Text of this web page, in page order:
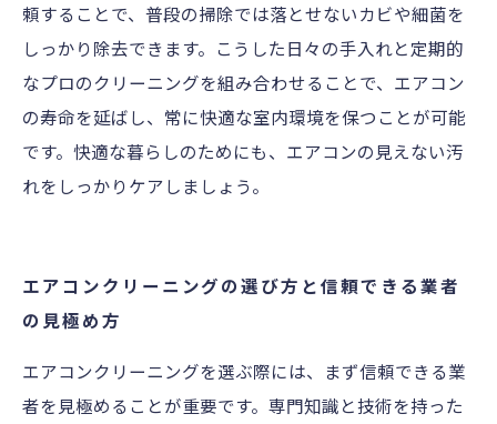
頼することで、普段の掃除では落とせないカビや細菌を
しっかり除去できます。こうした日々の手入れと定期的
なプロのクリーニングを組み合わせることで、エアコン
の寿命を延ばし、常に快適な室内環境を保つことが可能
です。快適な暮らしのためにも、エアコンの見えない汚
れをしっかりケアしましょう。
エアコンクリーニングの選び方と信頼できる業者
の見極め方
エアコンクリーニングを選ぶ際には、まず信頼できる業
者を見極めることが重要です。専門知識と技術を持った